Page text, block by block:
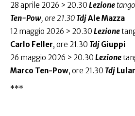
28 aprile 2026 > 20.30 Lezione tango
Ten-Pow, ore 21.30 TdjAle Mazza
12 maggio 2026 > 20.30 Lezione
Carlo Feller, ore 21.30 Tdj Giuppi
26 maggio 2026 > 20.30 Lezione
Marco Ten-Pow, ore 21.30 Tdj
***